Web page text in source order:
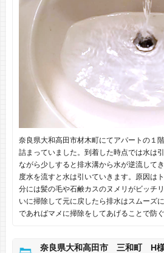
奈良県大和高田市材木町にてアパートの１
詰まっていました。到着した時点では水は
ながら少しすると排水溝から水が逆流して
度水を流すと水は引いていきます。原因は
分には髪の毛や石鹸カスのヌメリがビッチ
いに掃除して元に戻したら排水はスムーズ
であればマメに掃除をしてあげることで防
奈良県大和高田市 三和町 H